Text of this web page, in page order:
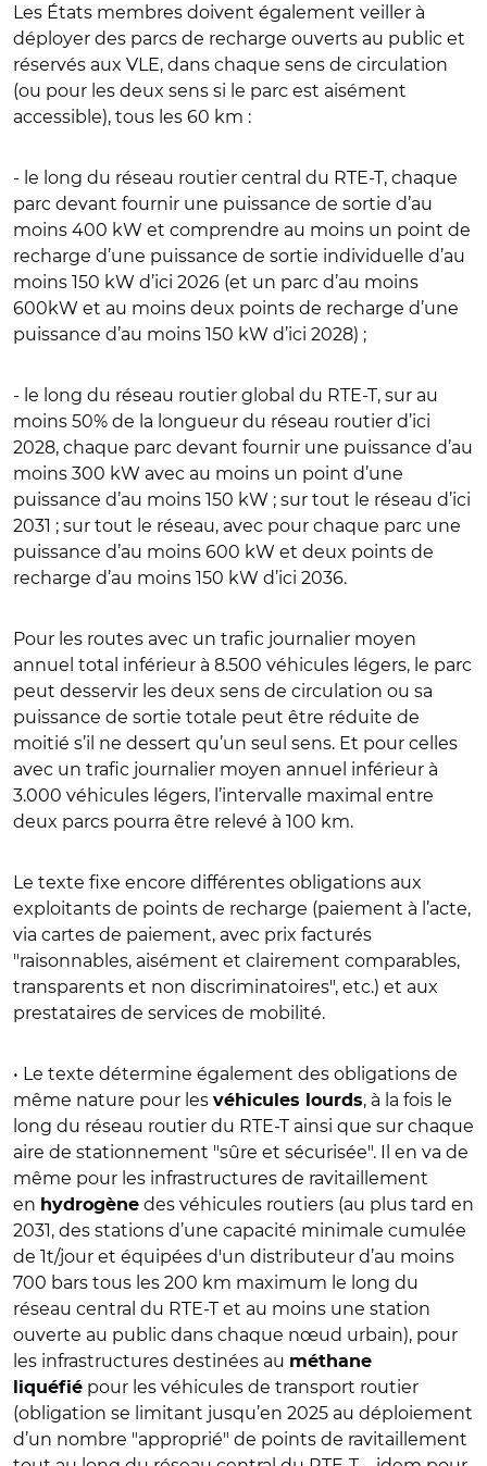
Les États membres doivent également veiller à
déployer des parcs de recharge ouverts au public et
réservés aux VLE, dans chaque sens de circulation
(ou pour les deux sens si le parc est aisément
accessible), tous les 60 km :
- le long du réseau routier central du RTE-T, chaque
parc devant fournir une puissance de sortie d’au
moins 400 kW et comprendre au moins un point de
recharge d’une puissance de sortie individuelle d’au
moins 150 kW d’ici 2026 (et un parc d’au moins
600kW et au moins deux points de recharge d’une
puissance d’au moins 150 kW d’ici 2028) ;
- le long du réseau routier global du RTE-T, sur au
moins 50% de la longueur du réseau routier d’ici
2028, chaque parc devant fournir une puissance d’au
moins 300 kW avec au moins un point d’une
puissance d’au moins 150 kW ; sur tout le réseau d’ici
2031 ; sur tout le réseau, avec pour chaque parc une
puissance d’au moins 600 kW et deux points de
recharge d’au moins 150 kW d’ici 2036.
Pour les routes avec un trafic journalier moyen
annuel total inférieur à 8.500 véhicules légers, le parc
peut desservir les deux sens de circulation ou sa
puissance de sortie totale peut être réduite de
moitié s’il ne dessert qu’un seul sens. Et pour celles
avec un trafic journalier moyen annuel inférieur à
3.000 véhicules légers, l’intervalle maximal entre
deux parcs pourra être relevé à 100 km.
Le texte fixe encore différentes obligations aux
exploitants de points de recharge (paiement à l’acte,
via cartes de paiement, avec prix facturés
"raisonnables, aisément et clairement comparables,
transparents et non discriminatoires", etc.) et aux
prestataires de services de mobilité.
• Le texte détermine également des obligations de
même nature pour les véhicules lourds, à la fois le
long du réseau routier du RTE-T ainsi que sur chaque
aire de stationnement "sûre et sécurisée". Il en va de
même pour les infrastructures de ravitaillement
en hydrogène des véhicules routiers (au plus tard en
2031, des stations d’une capacité minimale cumulée
de 1t/jour et équipées d'un distributeur d’au moins
700 bars tous les 200 km maximum le long du
réseau central du RTE-T et au moins une station
ouverte au public dans chaque nœud urbain), pour
les infrastructures destinées au méthane
liquéfié pour les véhicules de transport routier
(obligation se limitant jusqu’en 2025 au déploiement
d’un nombre "approprié" de points de ravitaillement